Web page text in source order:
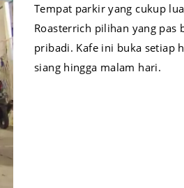
Tempat parkir yang cukup
Roasterrich pilihan yang pas
pribadi. Kafe ini buka setiap
siang hingga malam hari.